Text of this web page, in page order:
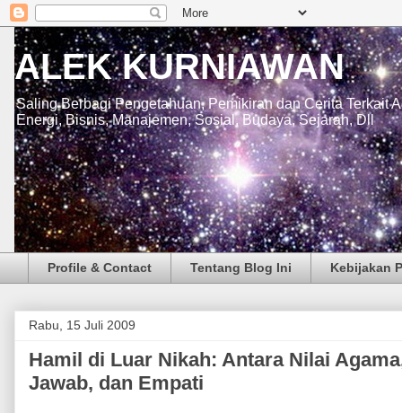
ALEK KURNIAWAN
Saling Berbagi Pengetahuan, Pemikiran dan Cerita Terkait
Energi, Bisnis, Manajemen, Sosial, Budaya, Sejarah, Dll
Profile & Contact Tentang Blog Ini Kebijakan
Rabu, 15 Juli 2009
Hamil di Luar Nikah: Antara Nilai
Jawab, dan Empati